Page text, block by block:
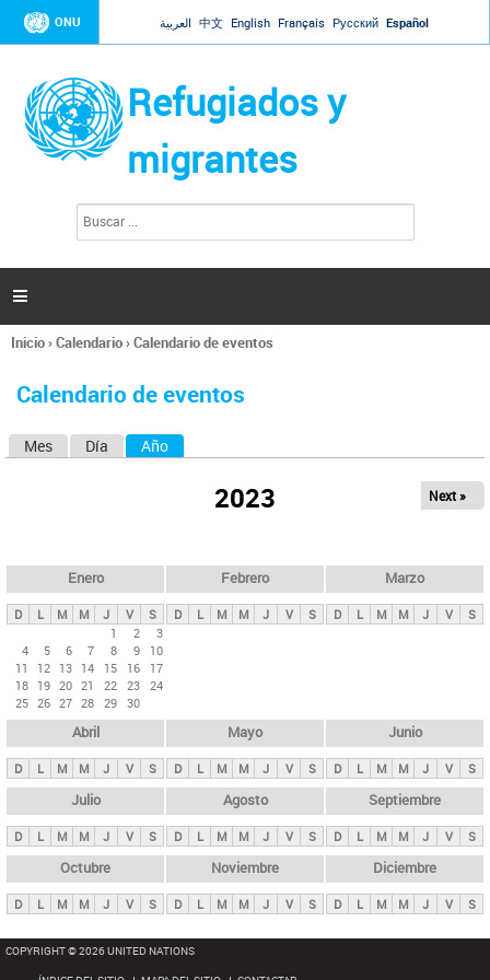
Jump to navigation
ONU العربية 中文 English Français Русский Español
Refugiados y
migrantes
l
d
s

Se
usted
Inicio›Calendario›Calendario de eventos
Calendario de eventos
s
p
n
i
p
a
l
s
Mes Día Año
2023 Next »
Enero
D L M M J V
S
1
2
3
4
5 6 7 8 9
10
11
12 13 14 15 16
17
18 19 20 21 22 23 24
25 26 27 28 29 30
Febrero
D L M M J V S
Marzo
D L M M J V S
Abril
D L M M J V S
Mayo
D L M M J V S
Junio
D L M M J V S
Julio
D L M M J V S
Agosto
D L M M J V S
Septiembre
D L M M J V S
Octubre
D L M M J V S
Noviembre
D L M M J V S
Diciembre
D L M M J V S
COPYRIGHT © 2026 UNITED NATIONS